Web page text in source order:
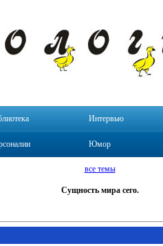
Интервью
Юмор
все темы
Сущность мира сего.